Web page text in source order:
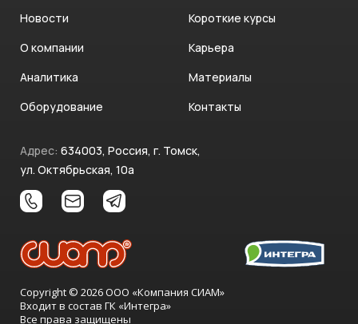
Новости
О компании
Аналитика
Оборудование
Короткие курсы
Карьера
Материалы
Контакты
Адрес: 634003, Россия, г. Томск,
ул. Октябрьская, 10а
Copyright © 2026 ООО «Компания СИАМ»
Входит в состав ГК «Интегра»
Все права защищены